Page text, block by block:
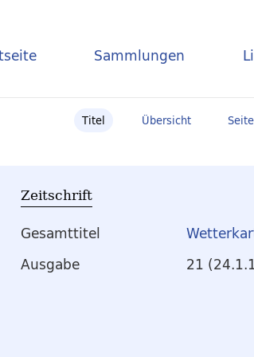
Sammlungen
Titel Übersicht Seite
Zeitschrift
Gesamttitel
Ausgabe
21